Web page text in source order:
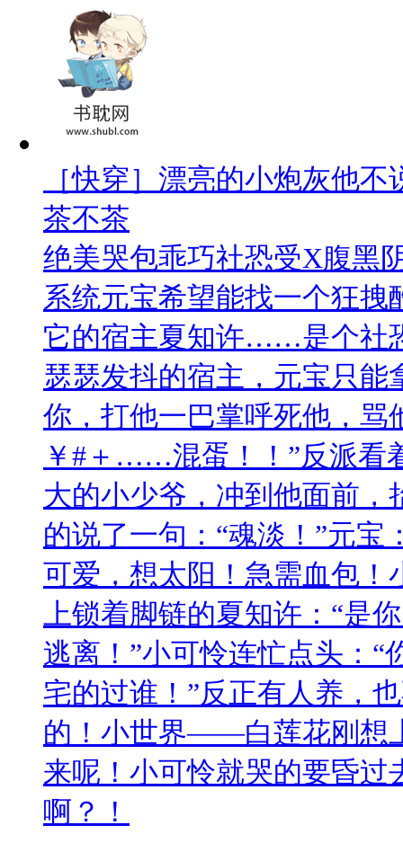
［快穿］漂亮的小炮灰他不
茶不茶
绝美哭包乖巧社恐受X腹黑
系统元宝希望能找一个狂
它的宿主夏知许……是个社
瑟瑟发抖的宿主，元宝只能
你，打他一巴掌呼死他，
￥#＋……混蛋！！”反派看
大的小少爷，冲到他面前
的说了一句：“魂淡！”元
可爱，想太阳！急需血包
上锁着脚链的夏知许：“是
逃离！”小可怜连忙点头：
宅的过谁！”反正有人养，
的！小世界——白莲花刚想
来呢！小可怜就哭的要昏
啊？！